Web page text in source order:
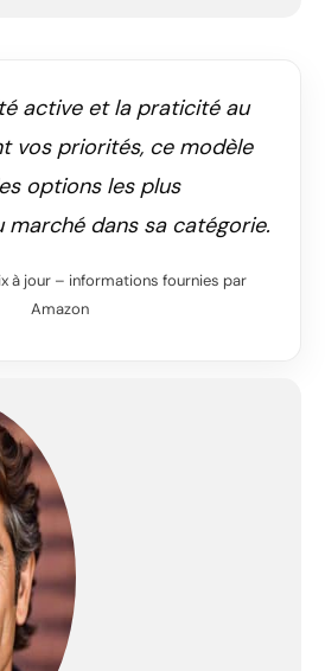
active et la praticité au
vos priorités, ce modèle
options les plus
dans sa catégorie.
à jour – informations fournies par
Amazon